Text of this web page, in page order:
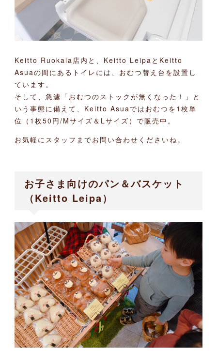
Keitto Ruokala店内と、Keitto LeipaとKeitto
Asuaの間にあるトイレには、おむつ替え台を設置し
ています。
そして、急遽「おむつのストックが無くなった！」と
いう事態に備えて、Keitto Asuaではおむつを1枚単
位（1枚50円/Mサイズ＆Lサイズ）で販売中。
お気軽にスタッフまでお問い合わせくださいね。
お子さま向けのパン＆バスケット
（Keitto Leipa）